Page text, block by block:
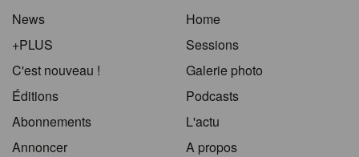
News
+PLUS
C'est nouveau !
Éditions
Abonnements
Annoncer
Home
Sessions
Galerie photo
Podcasts
L'actu
A propos